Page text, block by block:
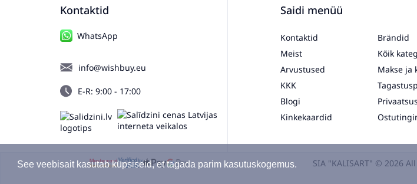
See veebisait kasutab küpsiseid, et tagada parim kasutuskogemus.
Kontaktid
WhatsApp
info@wishbuy.eu
E-R: 9:00 - 17:00
Saidi menüü
Kontaktid
Meist
Arvustused
KKK
Blogi
Kinkekaardid
Brändid
Kõik
Makse ja
SIA "KALISART" © 2026